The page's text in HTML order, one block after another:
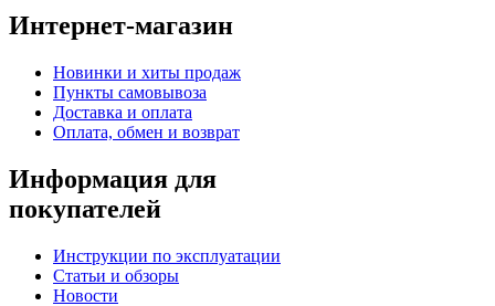
Интернет-магазин
Новинки и хиты продаж
Пункты самовывоза
Доставка и оплата
Оплата, обмен и возврат
Информация для
покупателей
Инструкции по эксплуатации
Статьи и обзоры
Новости